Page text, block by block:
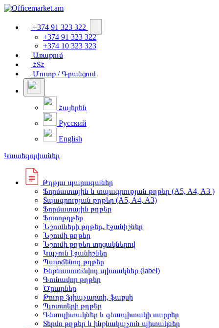
+374 91 323 322
+374 91 323 322
+374 10 323 323
Առաքում
ՀՏՀ
Մուտք / Գրանցում
Հայերեն
Русский
English
Կատեգորիաներ
Թղթյա պարագաներ
Ֆորմատային և տպագրության թղթեր (A5, A4, A3 )
Տպագրության թղթեր (A5, A4, A3)
Ֆորմատային թղթեր
Ֆոտոթղթեր
Նշումների թղթեր, էջանիշներ
Նշումի թղթեր
Նշումի թղթեր տրցակներով
Կպչուն էջանիշներ
Պատճենող թղթեր
Ինքնասոսնձվող պիտակներ (label)
Գունավոր թղթեր
Ծրարներ
Թուղթ ֆլիպչարտի, ֆաքսի
Պլոտտերի թղթեր
Գնապիտակներ և գնապիտակի սարքեր
Տերմո թղթեր և ինքնակպչուն պիտակներ